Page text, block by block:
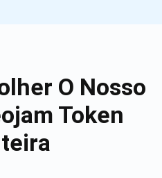
O Nosso
Token